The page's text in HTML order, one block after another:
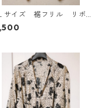
サイズ 裾フリル リボ
きタンクトップ オフホ
ト KAE-4780